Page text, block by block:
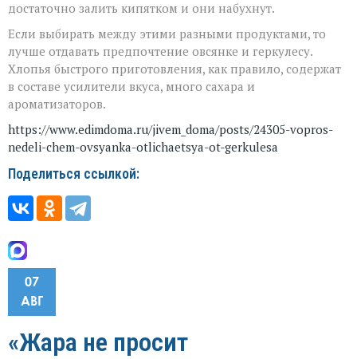
достаточно залить кипятком и они набухнут.
Если выбирать между этими разными продуктами, то
лучше отдавать предпочтение овсянке и геркулесу.
Хлопья быстрого приготовления, как правило, содержат
в составе усилители вкуса, много сахара и
ароматизаторов.
https://www.edimdoma.ru/jivem_doma/posts/24305-vopros-
nedeli-chem-ovsyanka-otlichaetsya-ot-gerkulesa
Поделиться ссылкой:
07
АВГ
«Жара не просит